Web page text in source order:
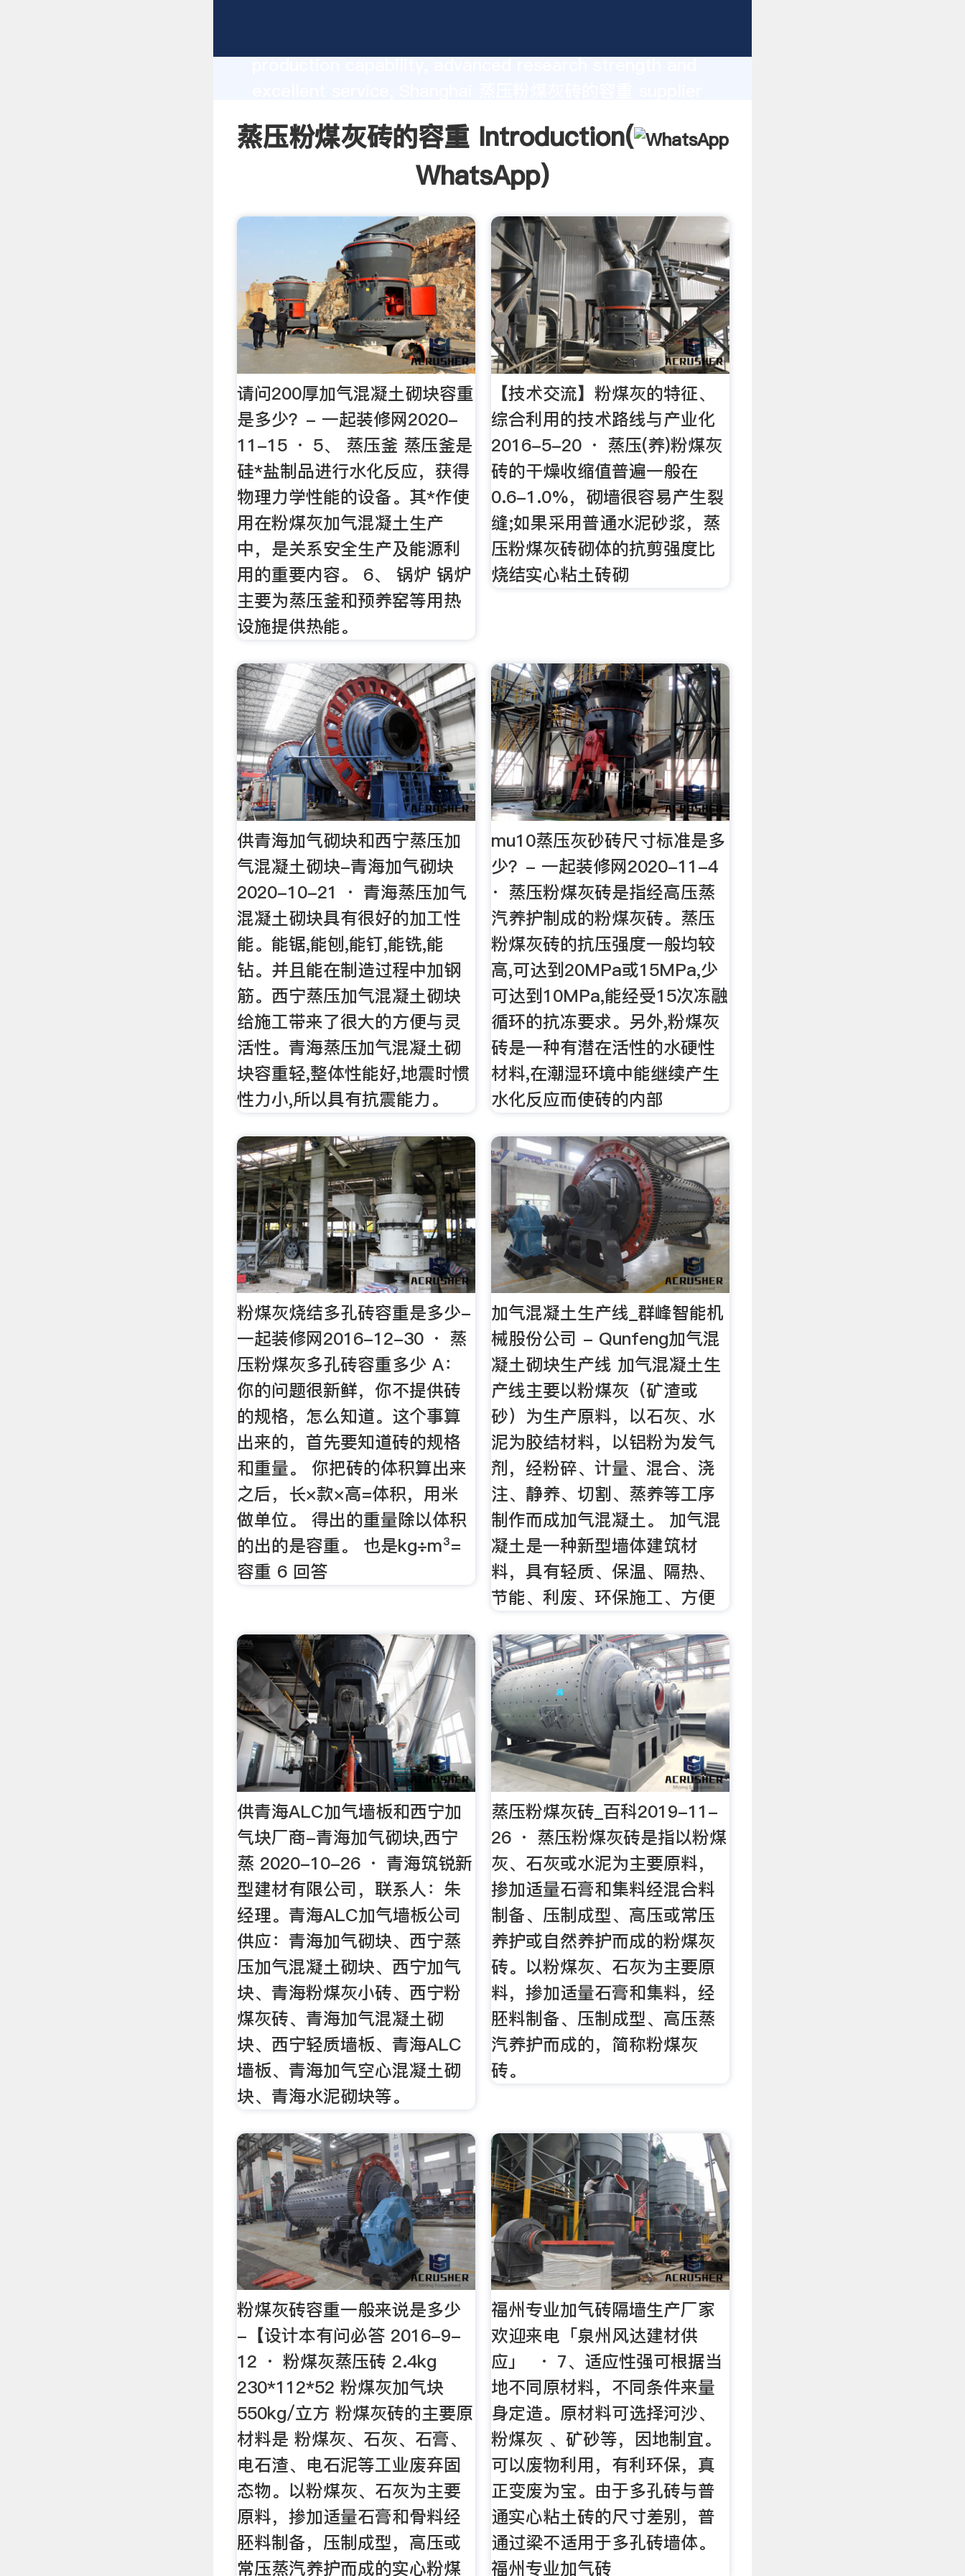
create the value and bring values to all of customers.
蒸压粉煤灰砖的容重 Introduction(
WhatsApp)
请问200厚加气混凝土砌块容重
是多少？- 一起装修网2020-
11-15 · 5、 蒸压釜 蒸压釜是
硅*盐制品进行水化反应，获得
物理力学性能的设备。其*作使
用在粉煤灰加气混凝土生产
中，是关系安全生产及能源利
用的重要内容。 6、 锅炉 锅炉
主要为蒸压釜和预养窑等用热
设施提供热能。
【技术交流】粉煤灰的特征、
综合利用的技术路线与产业化
2016-5-20 · 蒸压(养)粉煤灰
砖的干燥收缩值普遍一般在
0.6-1.0%，砌墙很容易产生裂
缝;如果采用普通水泥砂浆，蒸
压粉煤灰砖砌体的抗剪强度比
烧结实心粘土砖砌
供青海加气砌块和西宁蒸压加
气混凝土砌块-青海加气砌块
2020-10-21 · 青海蒸压加气
混凝土砌块具有很好的加工性
能。能锯,能刨,能钉,能铣,能
钻。并且能在制造过程中加钢
筋。西宁蒸压加气混凝土砌块
给施工带来了很大的方便与灵
活性。青海蒸压加气混凝土砌
块容重轻,整体性能好,地震时惯
性力小,所以具有抗震能力。
mu10蒸压灰砂砖尺寸标准是多
少？- 一起装修网2020-11-4
· 蒸压粉煤灰砖是指经高压蒸
汽养护制成的粉煤灰砖。蒸压
粉煤灰砖的抗压强度一般均较
高,可达到20MPa或15MPa,少
可达到10MPa,能经受15次冻融
循环的抗冻要求。另外,粉煤灰
砖是一种有潜在活性的水硬性
材料,在潮湿环境中能继续产生
水化反应而使砖的内部
粉煤灰烧结多孔砖容重是多少-
一起装修网2016-12-30 · 蒸
压粉煤灰多孔砖容重多少 A：
你的问题很新鲜，你不提供砖
的规格，怎么知道。这个事算
出来的，首先要知道砖的规格
和重量。 你把砖的体积算出来
之后，长×款×高=体积，用米
做单位。 得出的重量除以体积
的出的是容重。 也是kg÷m³=
容重 6 回答
加气混凝土生产线_群峰智能机
械股份公司 - Qunfeng加气混
凝土砌块生产线 加气混凝土生
产线主要以粉煤灰（矿渣或
砂）为生产原料，以石灰、水
泥为胶结材料，以铝粉为发气
剂，经粉碎、计量、混合、浇
注、静养、切割、蒸养等工序
制作而成加气混凝土。 加气混
凝土是一种新型墙体建筑材
料，具有轻质、保温、隔热、
节能、利废、环保施工、方便
供青海ALC加气墙板和西宁加
气块厂商-青海加气砌块,西宁
蒸 2020-10-26 · 青海筑锐新
型建材有限公司，联系人：朱
经理。青海ALC加气墙板公司
供应：青海加气砌块、西宁蒸
压加气混凝土砌块、西宁加气
块、青海粉煤灰小砖、西宁粉
煤灰砖、青海加气混凝土砌
块、西宁轻质墙板、青海ALC
墙板、青海加气空心混凝土砌
块、青海水泥砌块等。
蒸压粉煤灰砖_百科2019-11-
26 · 蒸压粉煤灰砖是指以粉煤
灰、石灰或水泥为主要原料，
掺加适量石膏和集料经混合料
制备、压制成型、高压或常压
养护或自然养护而成的粉煤灰
砖。以粉煤灰、石灰为主要原
料，掺加适量石膏和集料，经
胚料制备、压制成型、高压蒸
汽养护而成的，简称粉煤灰
砖。
粉煤灰砖容重一般来说是多少
-【设计本有问必答 2016-9-
12 · 粉煤灰蒸压砖 2.4kg
230*112*52 粉煤灰加气块
550kg/立方 粉煤灰砖的主要原
材料是 粉煤灰、石灰、石膏、
电石渣、电石泥等工业废弃固
态物。以粉煤灰、石灰为主要
原料，掺加适量石膏和骨料经
胚料制备，压制成型，高压或
常压蒸汽养护而成的实心粉煤
福州专业加气砖隔墙生产厂家
欢迎来电「泉州风达建材供
应」 · 7、适应性强可根据当
地不同原材料，不同条件来量
身定造。原材料可选择河沙、
粉煤灰 、矿砂等，因地制宜。
可以废物利用，有利环保，真
正变废为宝。由于多孔砖与普
通实心粘土砖的尺寸差别，普
通过梁不适用于多孔砖墙体。
福州专业加气砖